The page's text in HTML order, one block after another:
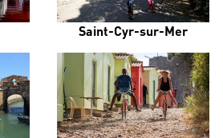
Saint-Cyr-sur-Mer